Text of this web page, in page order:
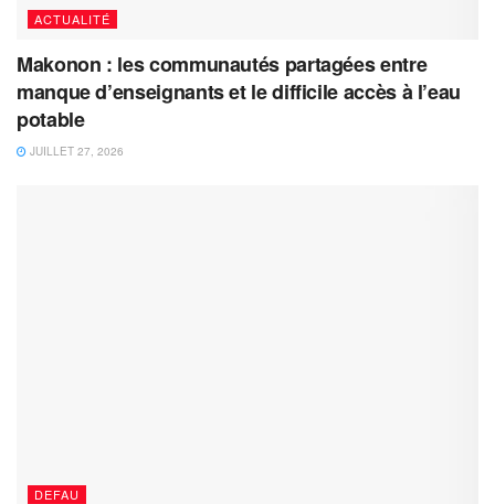
ACTUALITÉ
Makonon : les communautés partagées entre
manque d’enseignants et le difficile accès à l’eau
potable
JUILLET 27, 2026
DEFAU